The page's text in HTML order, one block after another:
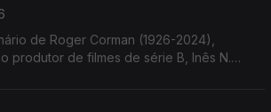
de Roger Corman (1926-2024),
produtor de filmes de série B, Inês N.